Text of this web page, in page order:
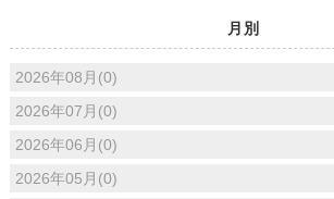
月別
2026年08月(0)
2026年07月(0)
2026年06月(0)
2026年05月(0)